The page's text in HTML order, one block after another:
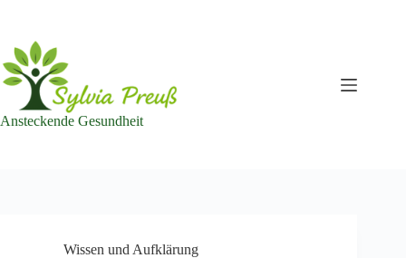
springen
Ansteckende Gesundheit
Wissen und Aufklärung